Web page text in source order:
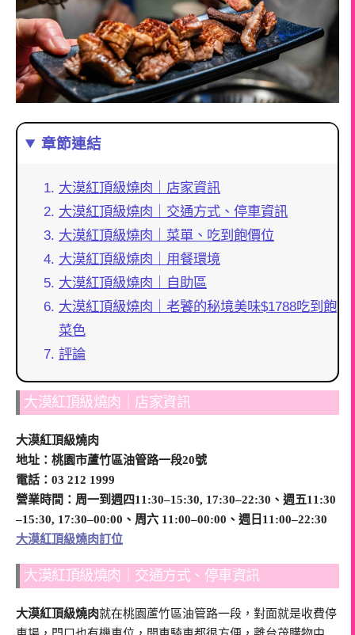
章節連結
大漠紅頂級燒肉｜店家資訊
大漠紅頂級燒肉｜交通方式、停車資訊
大漠紅頂級燒肉｜菜單、吃到飽價位
大漠紅頂級燒肉｜用餐環境
大漠紅頂級燒肉｜自助區
大漠紅頂級燒肉｜老饕的秘境美味$1788吃到飽
菜色
評論
大漠紅頂級燒肉｜店家資訊
大漠紅頂級燒肉
地址：桃園市蘆竹區油管路一段20號
電話：03 212 1999
營業時間：周一到週四11:30–15:30, 17:30–22:30、週五11:30
–15:30, 17:30–00:00、周六 11:00–00:00、週日11:00–22:30
大漠紅頂級燒肉訂位
大漠紅頂級燒肉｜交通方式、停車資訊
大漠紅頂級燒肉就在桃園蘆竹區油管路一段，對面就是收費停